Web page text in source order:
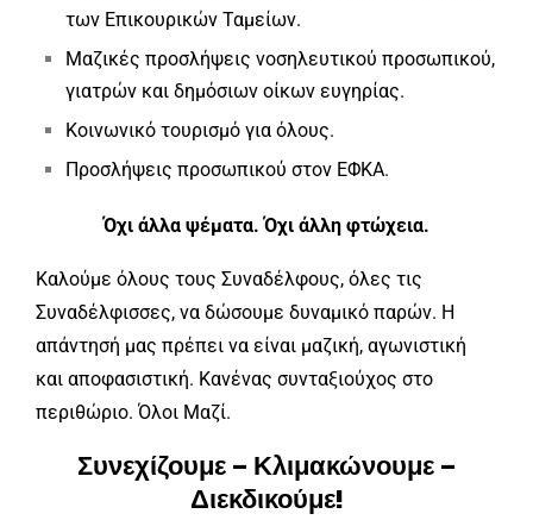
των Επικουρικών Ταμείων.
Μαζικές προσλήψεις νοσηλευτικού προσωπικού,
γιατρών και δημόσιων οίκων ευγηρίας.
Κοινωνικό τουρισμό για όλους.
Προσλήψεις προσωπικού στον ΕΦΚΑ.
Όχι άλλα ψέματα. Όχι άλλη φτώχεια.
Καλούμε όλους τους Συναδέλφους, όλες τις
Συναδέλφισσες, να δώσουμε δυναμικό παρών. Η
απάντησή μας πρέπει να είναι μαζική, αγωνιστική
και αποφασιστική. Κανένας συνταξιούχος στο
περιθώριο. Όλοι Μαζί.
Συνεχίζουμε – Κλιμακώνουμε –
Διεκδικούμε!